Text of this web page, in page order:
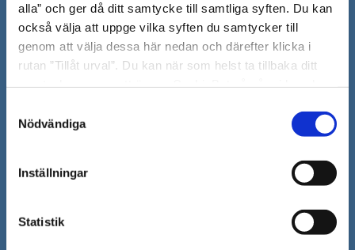
alla” och ger då ditt samtycke till samtliga syften. Du kan
också välja att uppge vilka syften du samtycker till
genom att välja dessa här nedan och därefter klicka i
rutan ”Tillåt urval”. Du kan när som helst ta tillbaka ditt
"Visa detaljer" kan du läsa om hur kakorna används och
hur vi och våra leverantörer inhämtar och behandlar
Nödvändiga
Inställningar
Statistik
kontaktcenter@sodertalje.se
Org.nr. 212000–0159
Remisser, beslut och meddelande/info till
Södertälje kommun skickas
till:sodertalje.kommun@sodertalje.se
Kontaktcenter
PressÖppna
nytt
Säkra meddelanden